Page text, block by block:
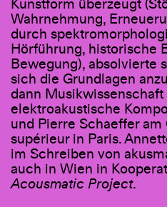
Kunstform überzeugt
Wahrnehmung,
durch
Hörführung, historische
Bewegung), absolvierte
sich die Grundlagen
dann Musikwissenschaft
elektroakustische
und Pierre Schaeffer
supérieur in Paris.
im Schreiben von
auch in Wien in
Acousmatic Project.